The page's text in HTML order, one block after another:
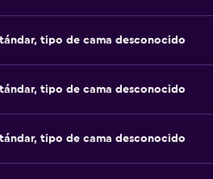
tipo de cama desconocido
tipo de cama desconocido
tipo de cama desconocido